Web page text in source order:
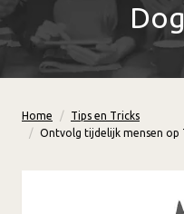
Home
Tips en Tricks
Ontvolg tijdelijk mensen op